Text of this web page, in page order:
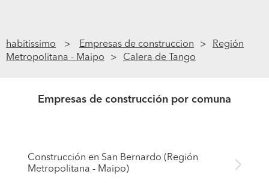
habitissimo Empresas de construccion
Región
Metropolitana - Maipo
Calera de Tango
Empresas de construcción por comuna
Construcción en San Bernardo (Región
Metropolitana - Maipo)